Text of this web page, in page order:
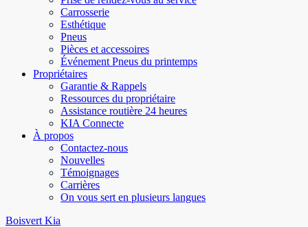
Carrosserie
Esthétique
Pneus
Pièces et accessoires
Événement Pneus du printemps
Propriétaires
Garantie & Rappels
Ressources du propriétaire
Assistance routière 24 heures
KIA Connecte
À propos
Contactez-nous
Nouvelles
Témoignages
Carrières
On vous sert en plusieurs langues
Boisvert Kia